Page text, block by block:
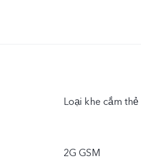
Loại khe cắm thẻ
2G GSM